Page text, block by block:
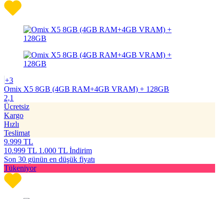
+3
Omix X5 8GB (4GB RAM+4GB VRAM) + 128GB
2,1
Ücretsiz
Kargo
Hızlı
Teslimat
9.999 TL
10.999 TL 1.000 TL İndirim
Son 30 günün en düşük fiyatı
Tükeniyor